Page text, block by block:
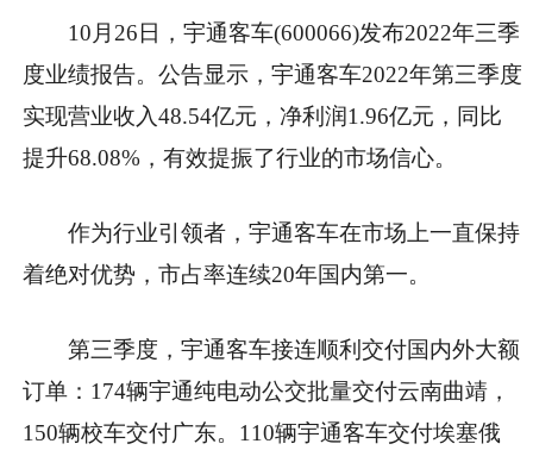
10月26日，宇通客车(600066)发布2022年三季
度业绩报告。公告显示，宇通客车2022年第三季度
实现营业收入48.54亿元，净利润1.96亿元，同比
提升68.08%，有效提振了行业的市场信心。
作为行业引领者，宇通客车在市场上一直保持
着绝对优势，市占率连续20年国内第一。
第三季度，宇通客车接连顺利交付国内外大额
订单：174辆宇通纯电动公交批量交付云南曲靖，
150辆校车交付广东。110辆宇通客车交付埃塞俄